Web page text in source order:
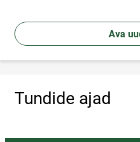
Ava
Tundide ajad